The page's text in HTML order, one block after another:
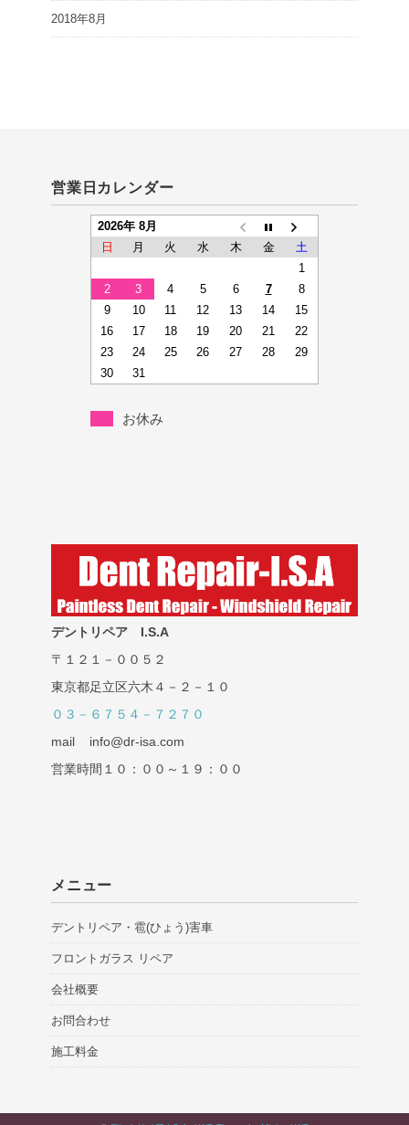
2018年8月
営業日カレンダー
2026年 8月
日
月 火 水 木 金
土
1
2
3 4 5 6 7
8
9
10 11 12 13 14
15
16
17 18 19 20 21
22
23
24 25 26 27 28
29
30
31
お休み
デントリペア I.S.A
〒１２１－００５２
東京都足立区六木４－２－１０
０３－６７５４－７２７０
mail info@dr-isa.com
営業時間１０：００～１９：００
メニュー
デントリペア・雹(ひょう)害車
フロントガラス リペア
会社概要
お問合わせ
施工料金